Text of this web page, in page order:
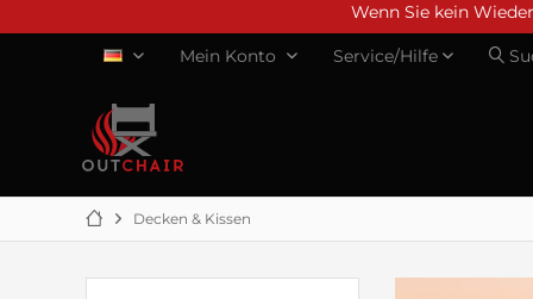
Wenn Sie kein
Mein Konto Service/Hilfe
Decken & Kissen